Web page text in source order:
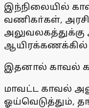
இந்நிலையில்
வணிகா்கள்,
ஆயிரக்கணக்கில்
இதனால் காவல்
மாவட்ட காவல்
ஓய்வெடுத்தும்,